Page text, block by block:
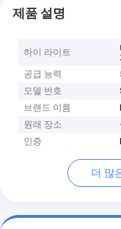
제품 설명
하이 라이트
공급 능력
모델 번호
브랜드 이름
원래 장소
인증
더 많